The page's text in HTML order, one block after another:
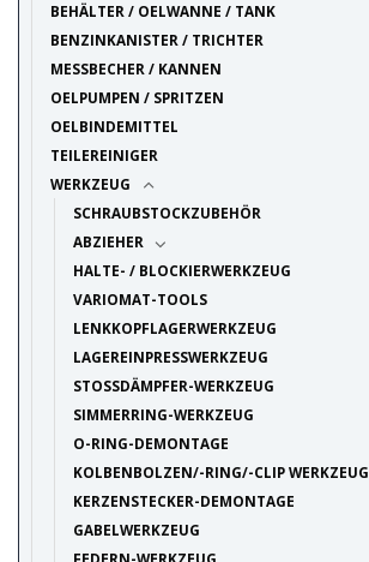
BEHÄLTER / OELWANNE / TANK
BENZINKANISTER / TRICHTER
MESSBECHER / KANNEN
OELPUMPEN / SPRITZEN
OELBINDEMITTEL
TEILEREINIGER
WERKZEUG
SCHRAUBSTOCKZUBEHÖR
ABZIEHER
HALTE- / BLOCKIERWERKZEUG
VARIOMAT-TOOLS
LENKKOPFLAGERWERKZEUG
LAGEREINPRESSWERKZEUG
STOSSDÄMPFER-WERKZEUG
SIMMERRING-WERKZEUG
O-RING-DEMONTAGE
KOLBENBOLZEN/-RING/-CLIP WERKZEUG
KERZENSTECKER-DEMONTAGE
GABELWERKZEUG